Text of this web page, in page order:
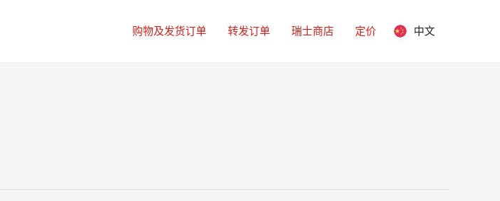
购物及发货订单 转发订单 瑞士商店 定价 中文